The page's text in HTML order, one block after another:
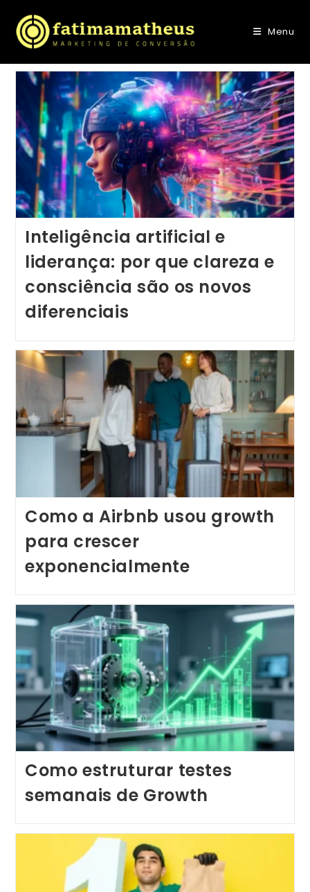
Menu
Inteligência artificial e
liderança: por que clareza e
consciência são os novos
diferenciais
Como a Airbnb usou growth
para crescer
exponencialmente
Como estruturar testes
semanais de Growth